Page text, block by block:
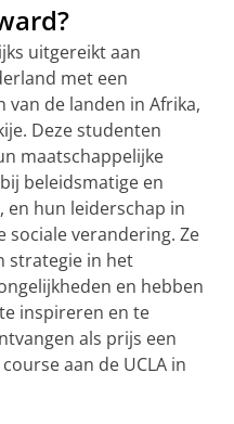
uitgereikt aan
met een
de landen in Afrika,
Deze studenten
maatschappelijke
beleidsmatige en
en hun leiderschap in
sociale verandering. Ze
strategie in het
en hebben
inspireren en te
als prijs een
aan de UCLA in